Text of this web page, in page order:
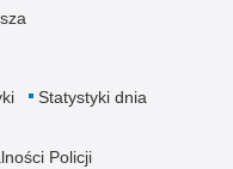
Statystyki dnia
Policji